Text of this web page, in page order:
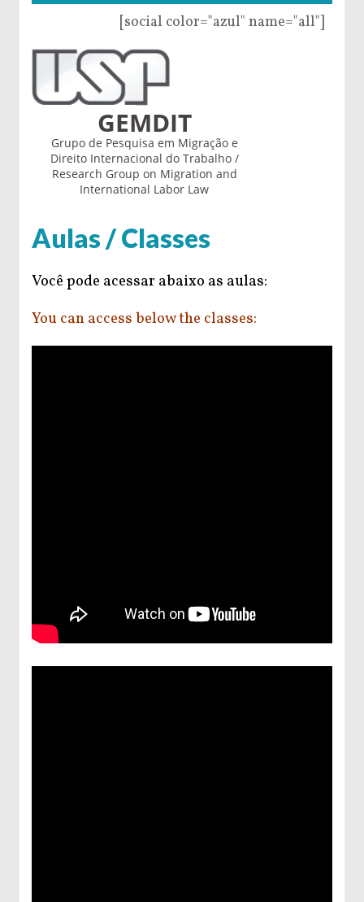
[social color="azul" name="all"]
GEMDIT
Grupo de Pesquisa em Migração e
Direito Internacional do Trabalho /
Research Group on Migration and
International Labor Law
Aulas / Classes
Você pode acessar abaixo as aulas:
You can access below the classes: